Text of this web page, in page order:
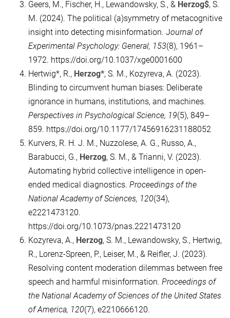
Geers, M., Fischer, H., Lewandowsky, S., & Herzog$, S.
M. (2024). The political (a)symmetry of metacognitive
insight into detecting misinformation. Journal of
Experimental Psychology: General, 153(8), 1961–
1972. https://doi.org/10.1037/xge0001600
Hertwig*, R., Herzog*, S. M., Kozyreva, A. (2023).
Blinding to circumvent human biases: Deliberate
ignorance in humans, institutions, and machines.
Perspectives in Psychological Science, 19(5), 849–
859. https://doi.org/10.1177/17456916231188052
Kurvers, R. H. J. M., Nuzzolese, A. G., Russo, A.,
Barabucci, G., Herzog, S. M., & Trianni, V. (2023).
Automating hybrid collective intelligence in open-
ended medical diagnostics. Proceedings of the
National Academy of Sciences, 120(34),
e2221473120.
https://doi.org/10.1073/pnas.2221473120
Kozyreva, A., Herzog, S. M., Lewandowsky, S., Hertwig,
R., Lorenz-Spreen, P., Leiser, M., & Reifler, J. (2023).
Resolving content moderation dilemmas between free
speech and harmful misinformation. Proceedings of
the National Academy of Sciences of the United States
of America, 120(7), e2210666120.